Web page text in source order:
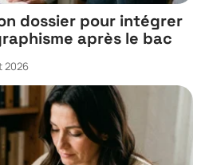
dossier pour intégrer
après le bac
2026